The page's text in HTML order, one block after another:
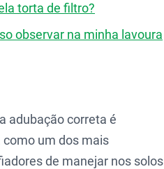
torta de filtro?
observar na minha lavoura
adubação correta é
um dos mais
de manejar nos solos